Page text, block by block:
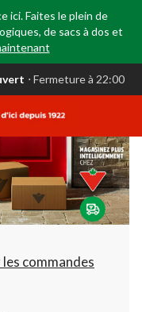
ici. Faites le plein de
de sacs à dos et
⋅ Fermeture à 22:00
commandes